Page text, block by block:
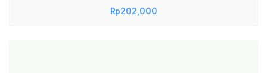
Tinggi, Micro SD 32GB Murah & Original, TF Card
Rp202,000